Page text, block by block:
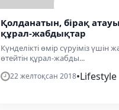
Қолданатын, бірақ
құрал-жабдықтар
Күнделікті өмір сүруіміз үшін
өтейтін құрал-жабды...
22 желтоқсан 2018•Lifestyle